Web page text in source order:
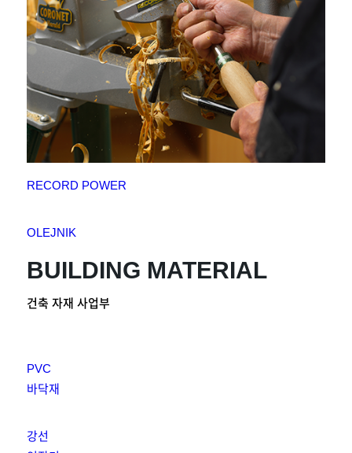
RECORD POWER
OLEJNIK
BUILDING MATERIAL
건축 자재 사업부
PVC
바닥재
강선